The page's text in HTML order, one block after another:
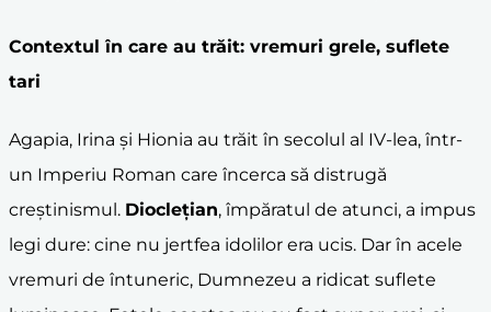
Contextul în care au trăit: vremuri grele, suflete
tari
Agapia, Irina și Hionia au trăit în secolul al IV-lea, într-
un Imperiu Roman care încerca să distrugă
creștinismul. Dioclețian, împăratul de atunci, a impus
legi dure: cine nu jertfea idolilor era ucis. Dar în acele
vremuri de întuneric, Dumnezeu a ridicat suflete